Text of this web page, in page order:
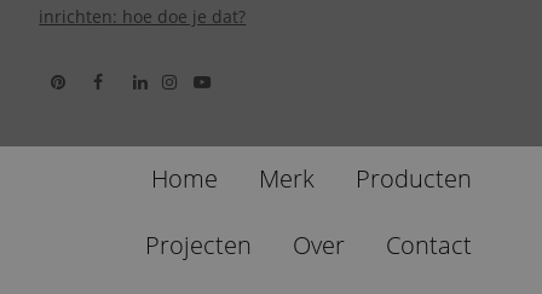
inrichten: hoe doe je dat?
Home Merk Producten
Projecten Over Contact